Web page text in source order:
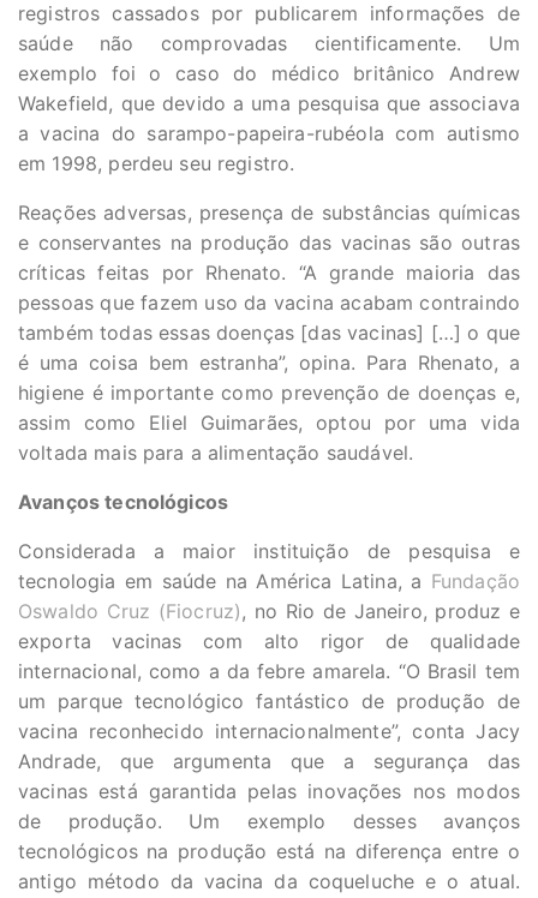
registros cassados por publicarem informações de
saúde não comprovadas cientificamente. Um
exemplo foi o caso do médico britânico Andrew
Wakefield, que devido a uma pesquisa que associava
a vacina do sarampo-papeira-rubéola com autismo
em 1998, perdeu seu registro.
Reações adversas, presença de substâncias químicas
e conservantes na produção das vacinas são outras
críticas feitas por Rhenato. “A grande maioria das
pessoas que fazem uso da vacina acabam contraindo
também todas essas doenças [das vacinas] […] o que
é uma coisa bem estranha”, opina. Para Rhenato, a
higiene é importante como prevenção de doenças e,
assim como Eliel Guimarães, optou por uma vida
voltada mais para a alimentação saudável.
Avanços tecnológicos
Considerada a maior instituição de pesquisa e
tecnologia em saúde na América Latina, a Fundação
Oswaldo Cruz (Fiocruz), no Rio de Janeiro, produz e
exporta vacinas com alto rigor de qualidade
internacional, como a da febre amarela. “O Brasil tem
um parque tecnológico fantástico de produção de
vacina reconhecido internacionalmente”, conta Jacy
Andrade, que argumenta que a segurança das
vacinas está garantida pelas inovações nos modos
de produção. Um exemplo desses avanços
tecnológicos na produção está na diferença entre o
antigo método da vacina da coqueluche e o atual.